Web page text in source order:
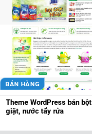
BÁN HÀNG
Theme WordPress bán bột
giặt, nước tẩy rửa